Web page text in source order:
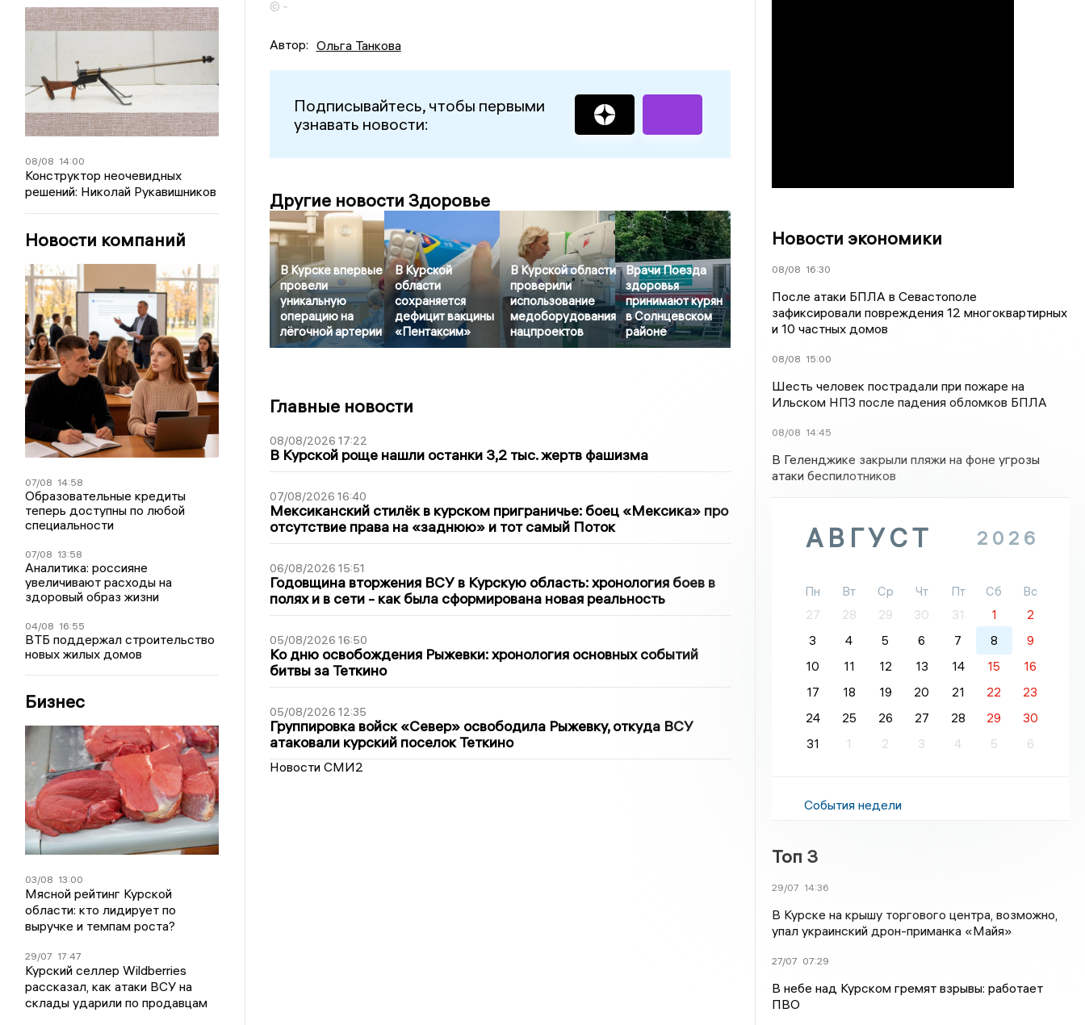
08/08 14:00
Конструктор неочевидных
решений: Николай Рукавишников
Новости компаний
07/08 14:58
Образовательные кредиты
теперь доступны по любой
специальности
07/08 13:58
Аналитика: россияне
увеличивают расходы на
здоровый образ жизни
04/08 16:55
ВТБ поддержал строительство
новых жилых домов
Бизнес
03/08 13:00
Мясной рейтинг Курской
области: кто лидирует по
выручке и темпам роста?
29/07 17:47
Курский селлер Wildberries
рассказал, как атаки ВСУ на
склады ударили по продавцам
© -
Автор: Ольга Танкова
Подписывайтесь, чтобы первыми
узнавать новости:
Другие новости Здоровье
В Курске впервые
провели
уникальную
операцию на
лёгочной артерии
В Курской
области
сохраняется
дефицит вакцины
«Пентаксим»
В Курской области
проверили
использование
медоборудования
нацпроектов
Врачи Поезда
здоровья
принимают курян
в Солнцевском
районе
Главные новости
08/08/2026 17:22
В Курской роще нашли останки 3,2 тыс. жертв фашизма
07/08/2026 16:40
Мексиканский стилёк в курском приграничье: боец «Мексика» про
отсутствие права на «заднюю» и тот самый Поток
06/08/2026 15:51
Годовщина вторжения ВСУ в Курскую область: хронология боев в
полях и в сети - как была сформирована новая реальность
05/08/2026 16:50
Ко дню освобождения Рыжевки: хронология основных событий
битвы за Теткино
05/08/2026 12:35
Группировка войск «Север» освободила Рыжевку, откуда ВСУ
атаковали курский поселок Теткино
Новости СМИ2
Новости экономики
08/08 16:30
После атаки БПЛА в Севастополе
зафиксировали повреждения 12 многоквартирных
и 10 частных домов
08/08 15:00
Шесть человек пострадали при пожаре на
Ильском НПЗ после падения обломков БПЛА
08/08 14:45
В Геленджике закрыли пляжи на фоне угрозы
атаки беспилотников
АВГУСТ 2026
Пн Вт Ср Чт Пт Сб
Вс
27
28 29 30 31 1
2
3
4 5 6 7 8
9
10
11 12 13 14 15
16
17
18 19 20 21 22
23
24
25 26 27 28 29
30
31
1 2 3 4 5 6
События недели
Топ 3
29/07 14:36
В Курске на крышу торгового центра, возможно,
упал украинский дрон-приманка «Майя»
27/07 07:29
В небе над Курском гремят взрывы: работает
ПВО